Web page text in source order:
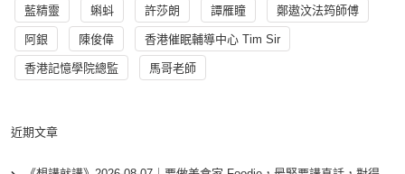
藍精靈 蝌蚪 許莎朗 譚雁瞳 鄭遨汶法筠師傅
阿銀 陳俊偉 香港催眠輔導中心 Tim Sir
香港記憶學院總監 馬哥老師
近期文章